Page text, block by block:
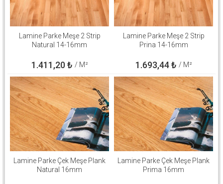
Lamine Parke Meşe 2 Strip
Natural 14-16mm
1.411,20₺ / M²
Lamine Parke Meşe 2 Strip
Prina 14-16mm
1.693,44₺ / M²
Lamine Parke Çek Meşe Plank
Natural 16mm
Lamine Parke Çek Meşe Plank
Prima 16mm